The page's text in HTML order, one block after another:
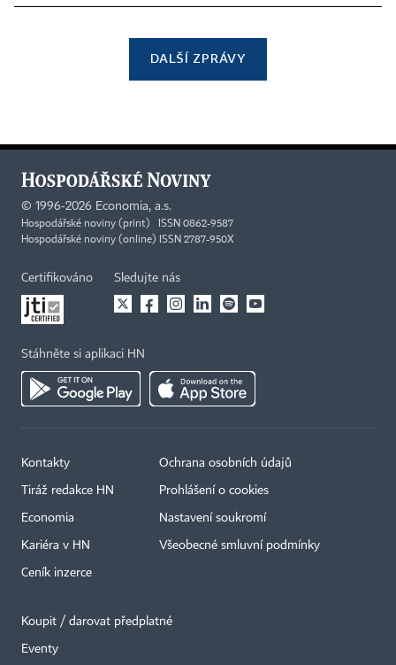
DALŠÍ ZPRÁVY
© 1996-2026 Economia, a.s.
Hospodářské noviny (print) ISSN 0862-9587
Hospodářské noviny (online) ISSN 2787-950X
Certifikováno Sledujte nás
Stáhněte si aplikaci HN
Kontakty
Tiráž redakce HN
Economia
Kariéra v HN
Ceník inzerce
Ochrana osobních údajů
Prohlášení o cookies
Nastavení soukromí
Všeobecné smluvní podmínky
Koupit / darovat předplatné
Eventy